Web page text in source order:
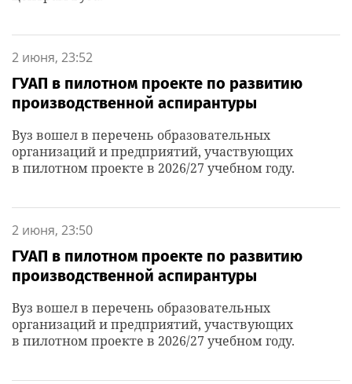
2 июня, 23:52
ГУАП в пилотном проекте по развитию
производственной аспирантуры
Вуз вошел в перечень образовательных
организаций и предприятий, участвующих
в пилотном проекте в 2026/27 учебном году.
2 июня, 23:50
ГУАП в пилотном проекте по развитию
производственной аспирантуры
Вуз вошел в перечень образовательных
организаций и предприятий, участвующих
в пилотном проекте в 2026/27 учебном году.